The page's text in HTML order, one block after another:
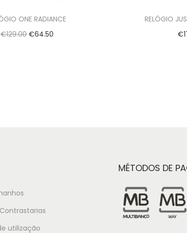
ONE RADIANCE
€129.00 €64.50
RELÓGIO
€
utilização
MÉTODOS DE